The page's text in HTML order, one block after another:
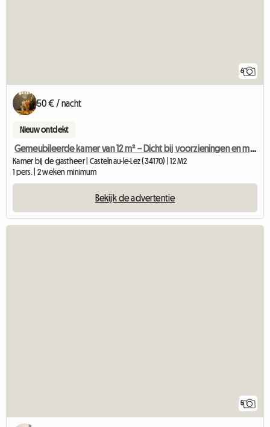
6
50 € / nacht
Nieuw ontdekt
Gemeubileerde kamer van 12 m² – Dicht bij voorzieningen en met uitzicht op het groen
Kamer bij de gastheer | Castelnau-le-Lez (34170) | 12 M2
1 pers. | 2 weken minimum
Bekijk de advertentie
5